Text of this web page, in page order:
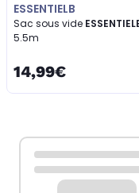
ESSENTIELB
Sac sous vide
5.5m
14,99€